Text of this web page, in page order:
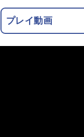
プレイ動画